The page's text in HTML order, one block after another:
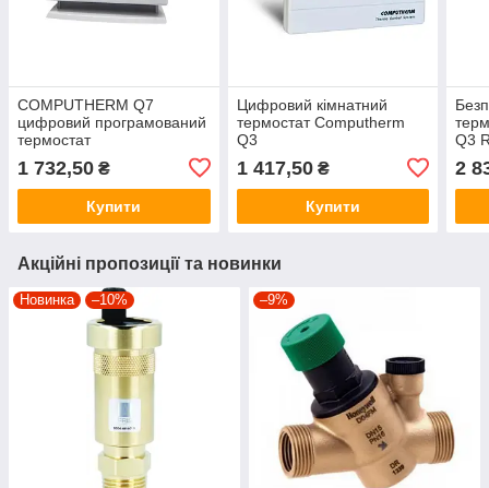
COMPUTHERM Q7
цифровий програмований
термостат
1 732,50 ₴
Купити
Цифровий кімнатний
термостат Computherm
Q3
1 417,50₴
Купити
Q3
2
Акційні пропозиції та новинки
Новинка –10% –9%